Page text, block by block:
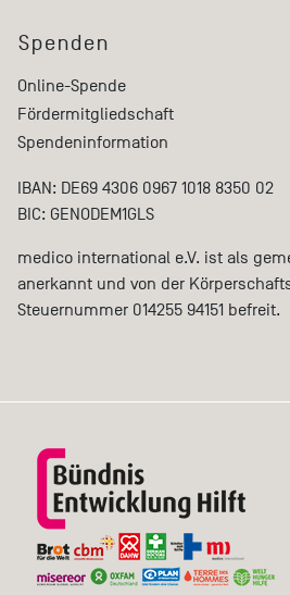
Spenden
Online-Spende
Fördermitgliedschaft
Spendeninformation
IBAN: DE69 4306 0967 1018 8350 02
BIC: GENODEM1GLS
medico international e.V. ist als
anerkannt und von der
Steuernummer 014255 94151 befreit.